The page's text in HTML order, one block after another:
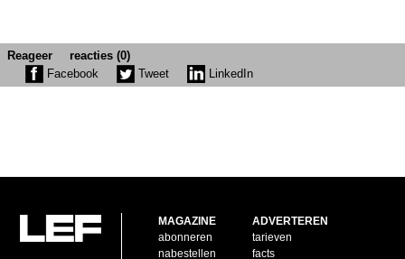
Reageer
reacties (0)
Facebook
Tweet LinkedIn
MAGAZINE
abonneren
nabestellen
ADVERTEREN
tarieven
facts